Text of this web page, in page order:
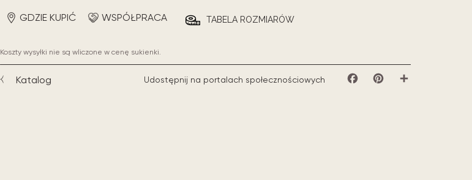
GDZIE KUPIĆ WSPÓŁPRACA TABELA ROZMIARÓW
Koszty wysyłki nie są wliczone w cenę sukienki.
Katalog Udostępnij na portalach społecznościowych